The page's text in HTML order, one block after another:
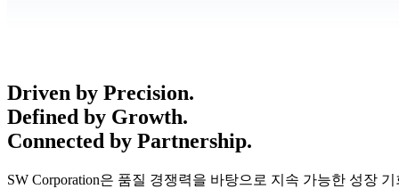
Driven by Precision.
Defined by Growth.
Connected by Partnership.
SW Corporation은 품질 경쟁력을 바탕으로 지속 가능한 성장